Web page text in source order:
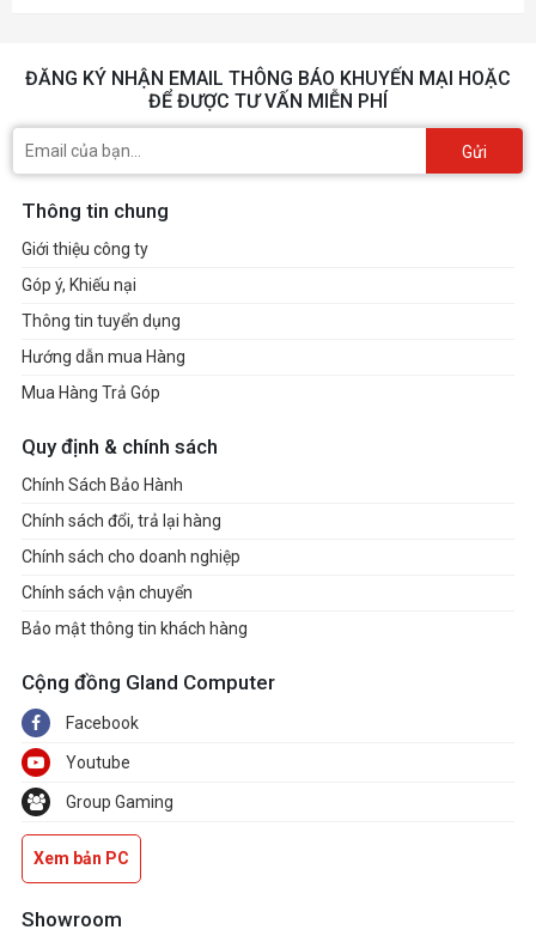
ĐĂNG KÝ NHẬN EMAIL THÔNG BÁO KHUYẾN MẠI HOẶC
ĐỂ ĐƯỢC TƯ VẤN MIỄN PHÍ
Gửi
Thông tin chung
Giới thiệu công ty
Góp ý, Khiếu nại
Thông tin tuyển dụng
Hướng dẫn mua Hàng
Mua Hàng Trả Góp
Quy định & chính sách
Chính Sách Bảo Hành
Chính sách đổi, trả lại hàng
Chính sách cho doanh nghiệp
Chính sách vận chuyển
Bảo mật thông tin khách hàng
Cộng đồng Gland Computer
Facebook
Youtube
Group Gaming
Xem bản PC
Showroom